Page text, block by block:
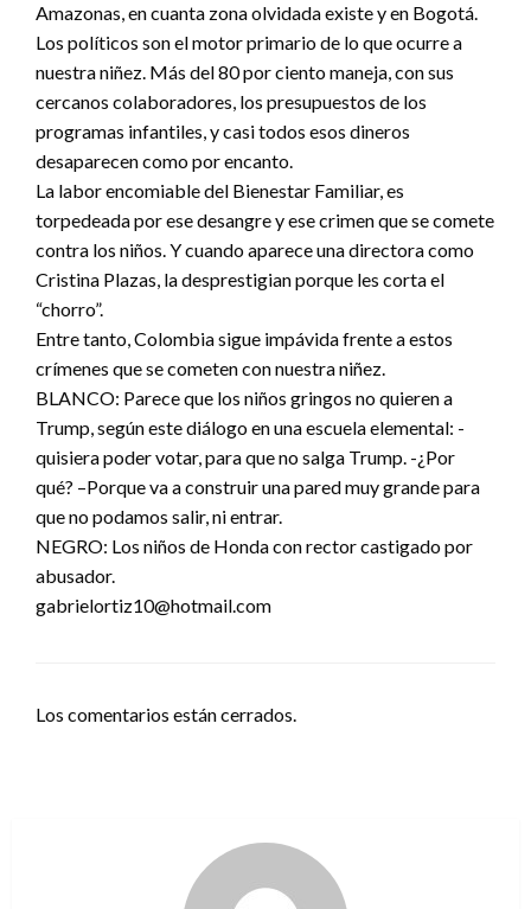
Amazonas, en cuanta zona olvidada existe y en Bogotá.
Los políticos son el motor primario de lo que ocurre a
nuestra niñez. Más del 80 por ciento maneja, con sus
cercanos colaboradores, los presupuestos de los
programas infantiles, y casi todos esos dineros
desaparecen como por encanto.
La labor encomiable del Bienestar Familiar, es
torpedeada por ese desangre y ese crimen que se comete
contra los niños. Y cuando aparece una directora como
Cristina Plazas, la desprestigian porque les corta el
“chorro”.
Entre tanto, Colombia sigue impávida frente a estos
crímenes que se cometen con nuestra niñez.
BLANCO: Parece que los niños gringos no quieren a
Trump, según este diálogo en una escuela elemental: -
quisiera poder votar, para que no salga Trump. -¿Por
qué? –Porque va a construir una pared muy grande para
que no podamos salir, ni entrar.
NEGRO: Los niños de Honda con rector castigado por
abusador.
gabrielortiz10@hotmail.com
Los comentarios están cerrados.